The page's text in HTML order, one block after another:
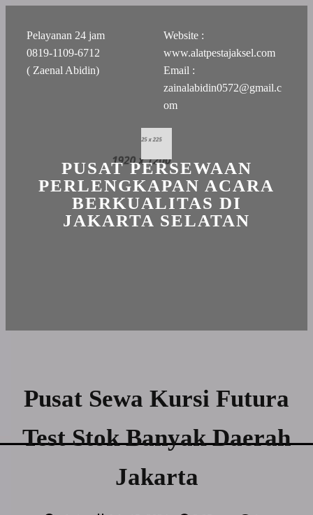
Pelayanan 24 jam
0819-1109-6712
( Zaenal Abidin)
Website :
www.alatpestajaksel.com
Email :
zainalabidin0572@gmail.c
om
PUSAT PERSEWAAN
PERLENGKAPAN ACARA
BERKUALITAS DI
JAKARTA SELATAN
Pusat Sewa Kursi Futura
Test Stok Banyak Daerah
Jakarta